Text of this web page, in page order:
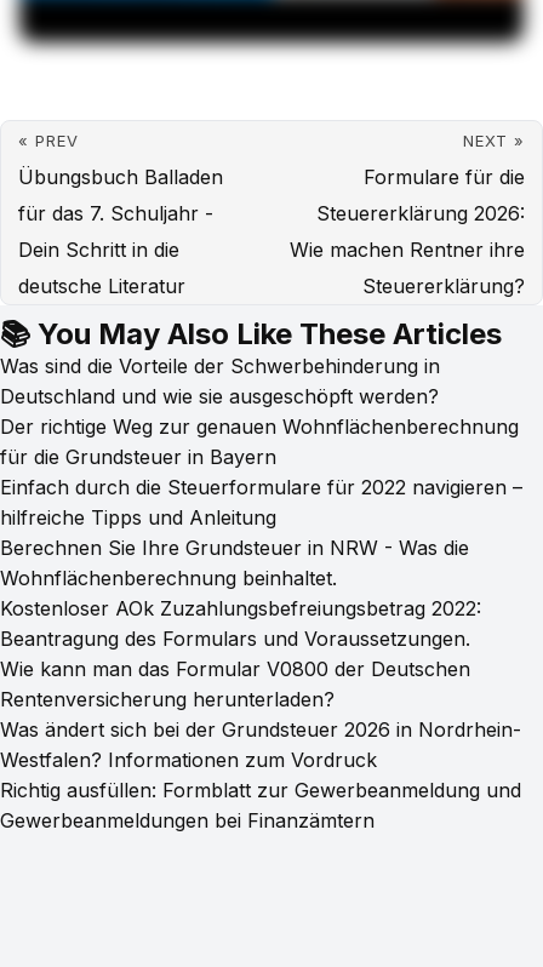
« PREV
Übungsbuch Balladen
für das 7. Schuljahr -
Dein Schritt in die
deutsche Literatur
NEXT »
Formulare für die
Steuererklärung 2026:
Wie machen Rentner ihre
Steuererklärung?
📚 You May Also Like These Articles
Was sind die Vorteile der Schwerbehinderung in
Deutschland und wie sie ausgeschöpft werden?
Der richtige Weg zur genauen Wohnflächenberechnung
für die Grundsteuer in Bayern
Einfach durch die Steuerformulare für 2022 navigieren –
hilfreiche Tipps und Anleitung
Berechnen Sie Ihre Grundsteuer in NRW - Was die
Wohnflächenberechnung beinhaltet.
Kostenloser AOk Zuzahlungsbefreiungsbetrag 2022:
Beantragung des Formulars und Voraussetzungen.
Wie kann man das Formular V0800 der Deutschen
Rentenversicherung herunterladen?
Was ändert sich bei der Grundsteuer 2026 in Nordrhein-
Westfalen? Informationen zum Vordruck
Richtig ausfüllen: Formblatt zur Gewerbeanmeldung und
Gewerbeanmeldungen bei Finanzämtern